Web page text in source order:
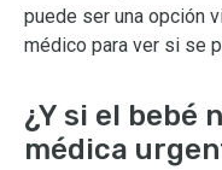
puede ser una opción
médico para ver si se
¿Y si el bebé
médica